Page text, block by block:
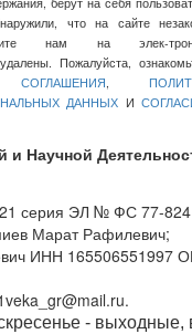
что на сайте
нам на элек-
Пожалуйста,
СОГЛАШЕНИЯ,
ДАННЫХ И
и Научной
серия ЭЛ № ФС 77-
Марат Рафилевич;
ИНН 165506551997
- выходные,